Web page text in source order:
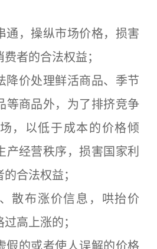
，操纵市场价格，损害
者的合法权益；
价处理鲜活商品、季节
等商品外，为了排挤竞争
，以低于成本的价格倾
产经营秩序，损害国家利
合法权益；
布涨价信息，哄抬价
高上涨的；
的或者使人误解的价格